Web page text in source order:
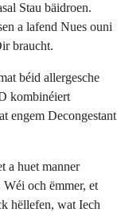
Stau bäidroen.
a lafend Nues ouni
braucht.
béid allergesche
kombinéiert
engem Decongestant
a huet manner
och ëmmer, et
hëllefen, wat Iech